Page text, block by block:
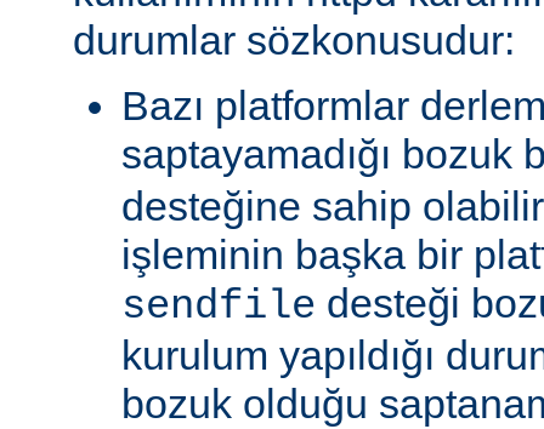
durumlar sözkonusudur:
Bazı platformlar
saptayamadığı bozuk
desteğine sahip
işleminin başka bir
sendfile desteği
kurulum yapıldığı
bozuk olduğu